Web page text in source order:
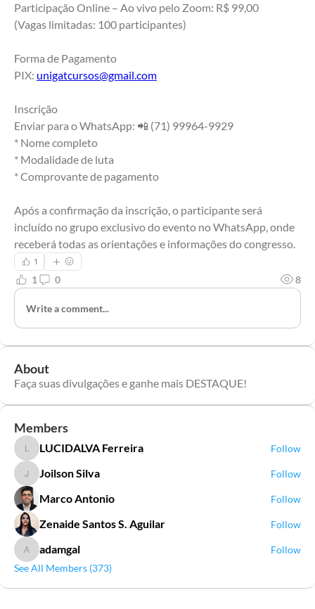
Participação Online – Ao vivo pelo Zoom: R$ 99,00
(Vagas limitadas: 100 participantes)
Forma de Pagamento
PIX: unigatcursos@gmail.com
Inscrição
Enviar para o WhatsApp: 📲 (71) 99964-9929
* Nome completo
* Modalidade de luta
* Comprovante de pagamento
Após a confirmação da inscrição, o participante será
incluído no grupo exclusivo do evento no WhatsApp, onde
receberá todas as orientações e informações do congresso.
1
1 0 8
Write a comment...
About
Faça suas divulgações e ganhe mais DESTAQUE!
Members
LUCIDALVA Ferreira
LUCIDALVA Ferreira Follow
Joilson Silva
Joilson Silva Follow
Marco Antonio Follow
Zenaide Santos S. Aguilar Follow
adamgal
adamgal
Follow
See All Members (373)